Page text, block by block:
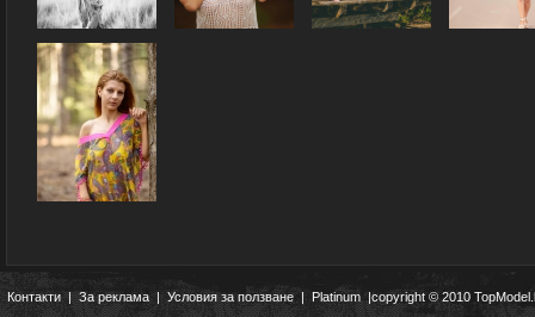
Контакти|За реклама | Условия за ползване | Platinum |copyright © 2010